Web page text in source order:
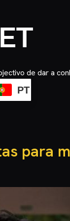
de dar a
PT
para